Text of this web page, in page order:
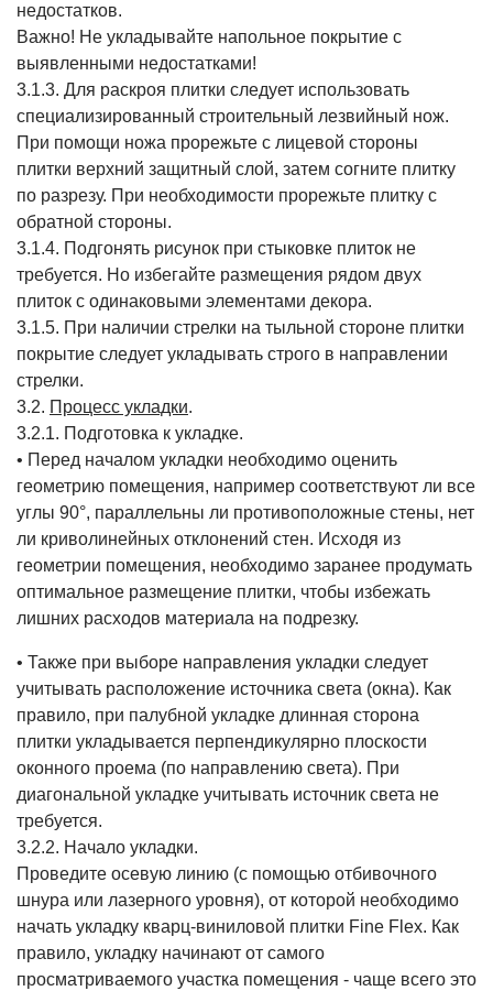
недостатков.
Важно! Не укладывайте напольное покрытие с
выявленными недостатками!
3.1.3. Для раскроя плитки следует использовать
специализированный строительный лезвийный нож.
При помощи ножа прорежьте с лицевой стороны
плитки верхний защитный слой, затем согните плитку
по разрезу. При необходимости прорежьте плитку с
обратной стороны.
3.1.4. Подгонять рисунок при стыковке плиток не
требуется. Но избегайте размещения рядом двух
плиток с одинаковыми элементами декора.
3.1.5. При наличии стрелки на тыльной стороне плитки
покрытие следует укладывать строго в направлении
стрелки.
3.2. Процесс укладки.
3.2.1. Подготовка к укладке.
• Перед началом укладки необходимо оценить
геометрию помещения, например соответствуют ли все
углы 90°, параллельны ли противоположные стены, нет
ли криволинейных отклонений стен. Исходя из
геометрии помещения, необходимо заранее продумать
оптимальное размещение плитки, чтобы избежать
лишних расходов материала на подрезку.
• Также при выборе направления укладки следует
учитывать расположение источника света (окна). Как
правило, при палубной укладке длинная сторона
плитки укладывается перпендикулярно плоскости
оконного проема (по направлению света). При
диагональной укладке учитывать источник света не
требуется.
3.2.2. Начало укладки.
Проведите осевую линию (с помощью отбивочного
шнура или лазерного уровня), от которой необходимо
начать укладку кварц-виниловой плитки Fine Flex. Как
правило, укладку начинают от самого
просматриваемого участка помещения - чаще всего это